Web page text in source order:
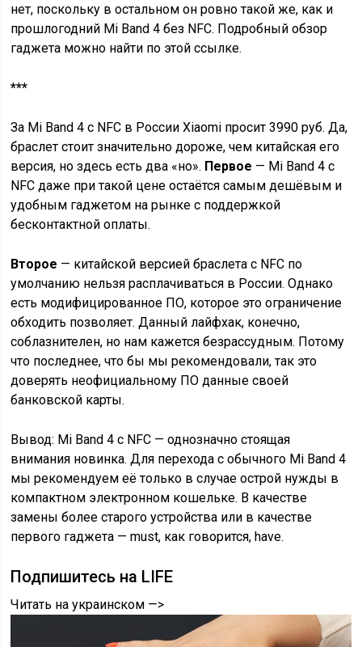
нет, поскольку в остальном он ровно такой же, как и
прошлогодний Mi Band 4 без NFC. Подробный обзор
гаджета можно найти по этой ссылке.
***
За Mi Band 4 с NFC в России Xiaomi просит 3990 руб. Да,
браслет стоит значительно дороже, чем китайская его
версия, но здесь есть два «но». Первое — Mi Band 4 с
NFC даже при такой цене остаётся самым дешёвым и
удобным гаджетом на рынке с поддержкой
бесконтактной оплаты.
Второе — китайской версией браслета с NFC по
умолчанию нельзя расплачиваться в России. Однако
есть модифицированное ПО, которое это ограничение
обходить позволяет. Данный лайфхак, конечно,
соблазнителен, но нам кажется безрассудным. Потому
что последнее, что бы мы рекомендовали, так это
доверять неофициальному ПО данные своей
банковской карты.
Вывод: Mi Band 4 с NFC — однозначно стоящая
внимания новинка. Для перехода с обычного Mi Band 4
мы рекомендуем её только в случае острой нужды в
компактном электронном кошельке. В качестве
замены более старого устройства или в качестве
первого гаджета — must, как говорится, have.
Подпишитесь на LIFE
Читать на украинском —>